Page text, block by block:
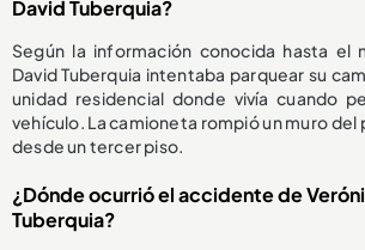
David Tuberquia?
Según la información conocida hasta el
David Tuberquia intentaba parquear su
unidad residencial donde vivía cuando
vehículo. La camioneta rompió un muro
desde un tercer piso.
¿Dónde ocurrió el accidente de
Tuberquia?